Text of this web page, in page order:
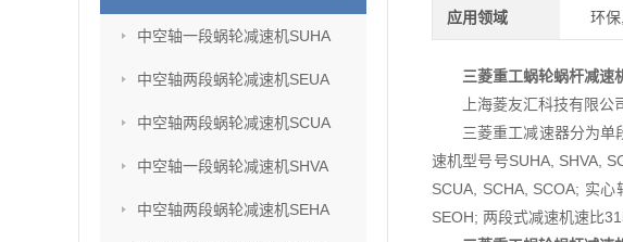
中空轴一段蜗轮减速机SUHA
中空轴两段蜗轮减速机SEUA
中空轴两段蜗轮减速机SCUA
中空轴一段蜗轮减速机SHVA
中空轴两段蜗轮减速机SEHA
应用领域 环
三菱重工蜗轮蜗杆减速
上海菱友汇科技有限
三菱重工减速器分为单
速机型号号SUHA, SHVA,
SCUA, SCHA, SCOA; 实
SEOH; 两段式减速机速比